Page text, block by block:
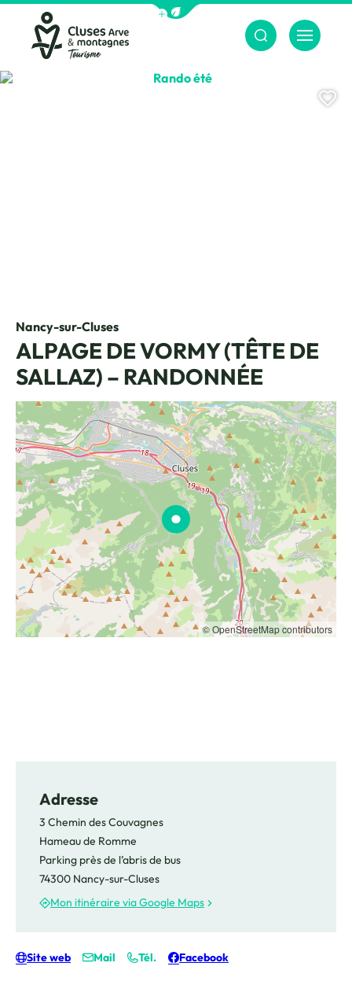
Afficher la barre de navigation du
Cluses Arve &amp; montagnes
Menu
Nancy-sur-Cluses
ALPAGE DE VORMY (TÊTE DE
SALLAZ) – RANDONNÉE
Rando été, © CAMT
© OpenStreetMap contributors
Adresse
3 Chemin des Couvagnes
Hameau de Romme
Parking près de l’abris de bus
74300 Nancy-sur-Cluses
Mon itinéraire via Google Maps
Site web Mail Tél. Facebook